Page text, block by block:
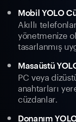
Mobil YOLO
Akıllı
yönetmenize
tasarlanmış
Masaüstü
PC veya
anahtarları
cüzdanlar.
Donanım